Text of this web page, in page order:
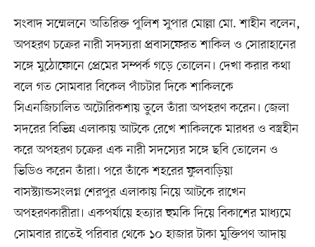
সংবাদ সম্মেলনে অতিরিক্ত পুলিশ সুপার মোল্লা মো. শাহীন বলেন,
অপহরণ চক্রের নারী সদস্যরা প্রবাসফেরত শাকিল ও সোরাহানের
সঙ্গে মুঠোফোনে প্রেমের সম্পর্ক গড়ে তোলেন। দেখা করার কথা
বলে গত সোমবার বিকেল পাঁচটার দিকে শাকিলকে
সিএনজিচালিত অটোরিকশায় তুলে তাঁরা অপহরণ করেন। জেলা
সদরের বিভিন্ন এলাকায় আটকে রেখে শাকিলকে মারধর ও বস্ত্রহীন
করে অপহরণ চক্রের এক নারী সদস্যের সঙ্গে ছবি তোলেন ও
ভিডিও করেন তাঁরা। পরে তাঁকে শহরের ফুলবাড়িয়া
বাসস্ট্যান্ডসংলগ্ন শেরপুর এলাকায় নিয়ে আটকে রাখেন
অপহরণকারীরা। একপর্যায়ে হত্যার হুমকি দিয়ে বিকাশের মাধ্যমে
সোমবার রাতেই পরিবার থেকে ১০ হাজার টাকা মুক্তিপণ আদায়